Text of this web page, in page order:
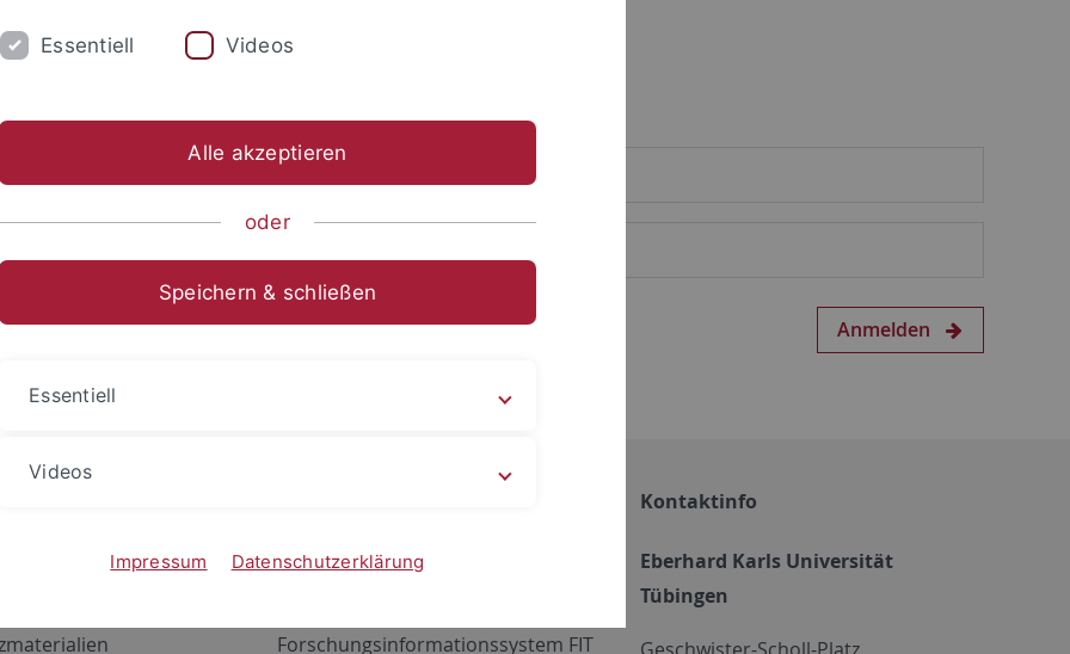
um sich anzumelden:
Anmelden
Netzwerk
ALMA
Forschungsinformationssystem FIT
Kontaktinfo
Eberhard Karls Universität
Tübingen
Essentiell Videos
Alle akzeptieren
oder
Speichern & schließen
Essentiell
Videos
Impressum Datenschutzerklärung